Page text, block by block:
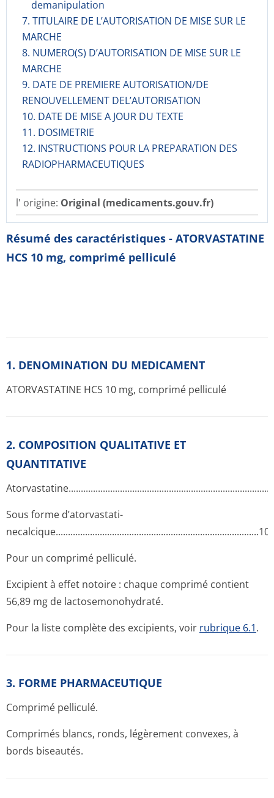
demanipulation
7. TITULAIRE DE L’AUTORISATION DE MISE SUR LE
MARCHE
8. NUMERO(S) D’AUTORISATION DE MISE SUR LE
MARCHE
9. DATE DE PREMIERE AUTORISATION/DE
RENOUVELLEMENT DEL’AUTORISATION
10. DATE DE MISE A JOUR DU TEXTE
11. DOSIMETRIE
12. INSTRUCTIONS POUR LA PREPARATION DES
RADIOPHARMACE­UTIQUES
l' origine: Original (medicaments.gouv.fr)
Résumé des caractéristiques - ATORVASTATINE
HCS 10 mg, comprimé pelliculé
1. DENOMINATION DU MEDICAMENT
ATORVASTATINE HCS 10 mg, comprimé pelliculé
2. COMPOSITION QUALITATIVE ET
QUANTITATIVE
Sous forme d’atorvastati­
Pour un comprimé pelliculé.
Excipient à effet notoire : chaque comprimé contient
56,89 mg de lactosemonohydraté.
Pour la liste complète des excipients, voir rubrique 6.1.
3. FORME PHARMACEUTIQUE
Comprimé pelliculé.
Comprimés blancs, ronds, légèrement convexes, à
bords biseautés.